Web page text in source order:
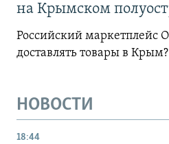
на Крымском
Российский маркетплейс
доставлять товары в
НОВОСТИ
18:44